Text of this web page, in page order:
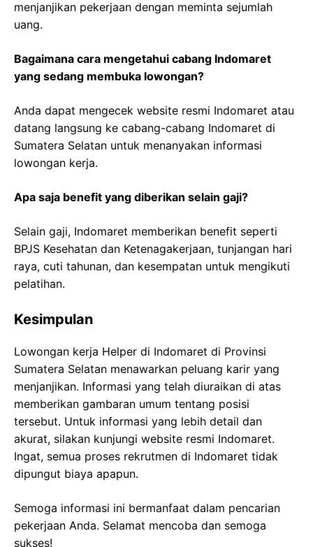
menjanjikan pekerjaan dengan meminta sejumlah
uang.
Bagaimana cara mengetahui cabang Indomaret
yang sedang membuka lowongan?
Anda dapat mengecek website resmi Indomaret atau
datang langsung ke cabang-cabang Indomaret di
Sumatera Selatan untuk menanyakan informasi
lowongan kerja.
Apa saja benefit yang diberikan selain gaji?
Selain gaji, Indomaret memberikan benefit seperti
BPJS Kesehatan dan Ketenagakerjaan, tunjangan hari
raya, cuti tahunan, dan kesempatan untuk mengikuti
pelatihan.
Kesimpulan
Lowongan kerja Helper di Indomaret di Provinsi
Sumatera Selatan menawarkan peluang karir yang
menjanjikan. Informasi yang telah diuraikan di atas
memberikan gambaran umum tentang posisi
tersebut. Untuk informasi yang lebih detail dan
akurat, silakan kunjungi website resmi Indomaret.
Ingat, semua proses rekrutmen di Indomaret tidak
dipungut biaya apapun.
Semoga informasi ini bermanfaat dalam pencarian
pekerjaan Anda. Selamat mencoba dan semoga
sukses!